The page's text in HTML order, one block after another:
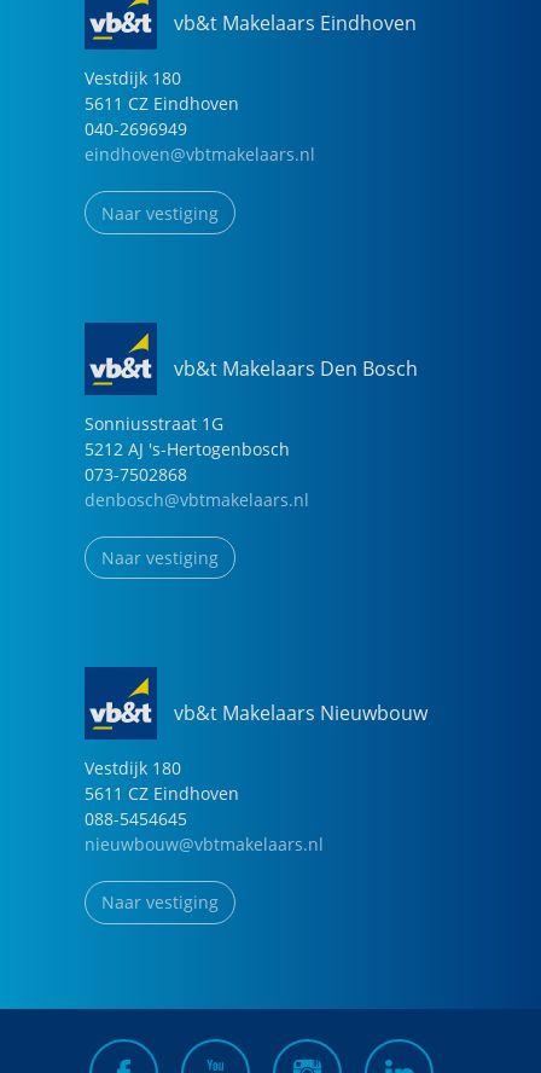
vb&t Makelaars Eindhoven
Vestdijk 180
5611 CZ Eindhoven
040-2696949
eindhoven@vbtmakelaars.nl
Naar vestiging
vb&t Makelaars Den Bosch
Sonniusstraat 1G
5212 AJ 's-Hertogenbosch
073-7502868
denbosch@vbtmakelaars.nl
Naar vestiging
vb&t Makelaars Nieuwbouw
Vestdijk 180
5611 CZ Eindhoven
088-5454645
nieuwbouw@vbtmakelaars.nl
Naar vestiging